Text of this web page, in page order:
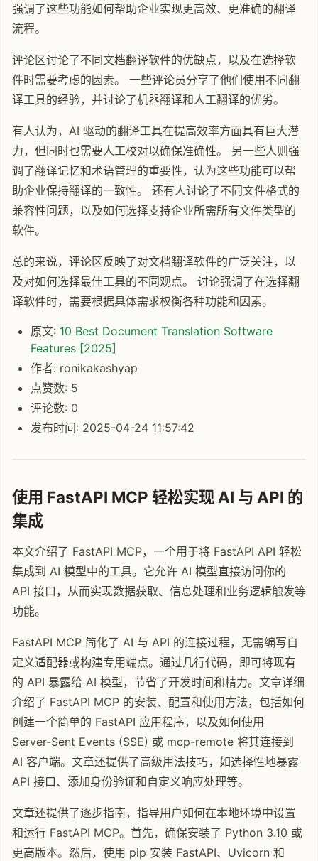
强调了这些功能如何帮助企业实现更高效、更准确的翻译
流程。
评论区讨论了不同文档翻译软件的优缺点，以及在选择软
件时需要考虑的因素。 一些评论员分享了他们使用不同翻
译工具的经验，并讨论了机器翻译和人工翻译的优劣。
有人认为，AI 驱动的翻译工具在提高效率方面具有巨大潜
力，但同时也需要人工校对以确保准确性。 另一些人则强
调了翻译记忆和术语管理的重要性，认为这些功能可以帮
助企业保持翻译的一致性。 还有人讨论了不同文件格式的
兼容性问题，以及如何选择支持企业所需所有文件类型的
软件。
总的来说，评论区反映了对文档翻译软件的广泛关注，以
及对如何选择最佳工具的不同观点。 讨论强调了在选择翻
译软件时，需要根据具体需求权衡各种功能和因素。
原文: 10 Best Document Translation Software
Features [2025]
作者: ronikakashyap
点赞数: 5
评论数: 0
发布时间: 2025-04-24 11:57:42
使用 FastAPI MCP 轻松实现 AI 与 API 的
集成
本文介绍了 FastAPI MCP，一个用于将 FastAPI API 轻松
集成到 AI 模型中的工具。它允许 AI 模型直接访问你的
API 接口，从而实现数据获取、信息处理和业务逻辑触发等
功能。
FastAPI MCP 简化了 AI 与 API 的连接过程，无需编写自
定义适配器或构建专用端点。通过几行代码，即可将现有
的 API 暴露给 AI 模型，节省了开发时间和精力。文章详细
介绍了 FastAPI MCP 的安装、配置和使用方法，包括如何
创建一个简单的 FastAPI 应用程序，以及如何使用
Server-Sent Events (SSE) 或 mcp-remote 将其连接到
AI 客户端。文章还提供了高级用法技巧，如选择性地暴露
API 接口、添加身份验证和自定义响应处理等。
文章还提供了逐步指南，指导用户如何在本地环境中设置
和运行 FastAPI MCP。首先，确保安装了 Python 3.10 或
更高版本。然后，使用 pip 安装 FastAPI、Uvicorn 和